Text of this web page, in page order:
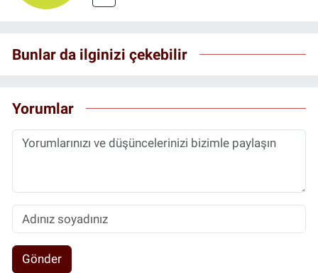
Bunlar da ilginizi çekebilir
Yorumlar
Gönder